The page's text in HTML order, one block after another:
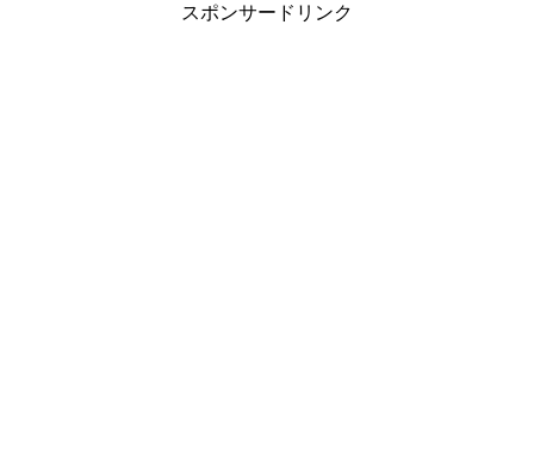
スポンサードリンク